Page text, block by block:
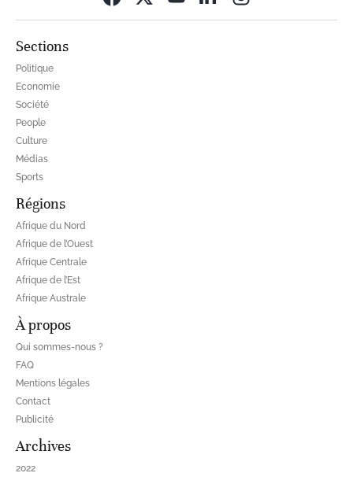
Sections
Politique
Economie
Société
People
Culture
Médias
Sports
Régions
Afrique du Nord
Afrique de l’Ouest
Afrique Centrale
Afrique de l’Est
Afrique Australe
À propos
Qui sommes-nous ?
FAQ
Mentions légales
Contact
Publicité
Archives
2022